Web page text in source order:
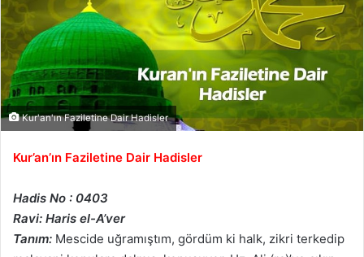
Kur'an'ın Faziletine Dair Hadisler
Kur’an’ın Faziletine Dair Hadisler
Hadis No : 0403
Ravi: Haris el-A’ver
Tanım: Mescide uğramıştım, gördüm ki halk, zikri terkedip